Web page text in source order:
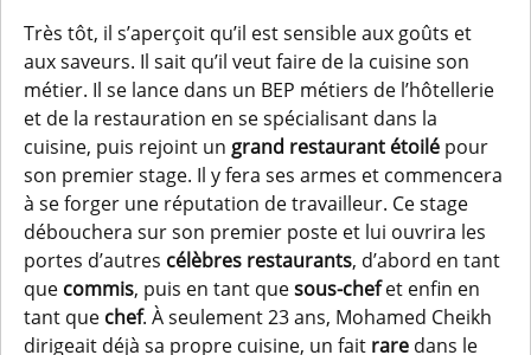
Très tôt, il s’aperçoit qu’il est sensible aux goûts et
aux saveurs. Il sait qu’il veut faire de la cuisine son
métier. Il se lance dans un BEP métiers de l’hôtellerie
et de la restauration en se spécialisant dans la
cuisine, puis rejoint un grand restaurant étoilé pour
son premier stage. Il y fera ses armes et commencera
à se forger une réputation de travailleur. Ce stage
débouchera sur son premier poste et lui ouvrira les
portes d’autres célèbres restaurants, d’abord en tant
que commis, puis en tant quesous-chefet enfin en
tant que chef. À seulement 23 ans, Mohamed Cheikh
dirigeait déjà sa propre cuisine, un fait rare dans le